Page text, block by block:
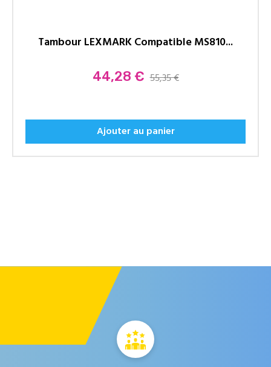
Tambour LEXMARK Compatible MS810...
Prix
44,28 € 55,35 €
Ajouter au panier